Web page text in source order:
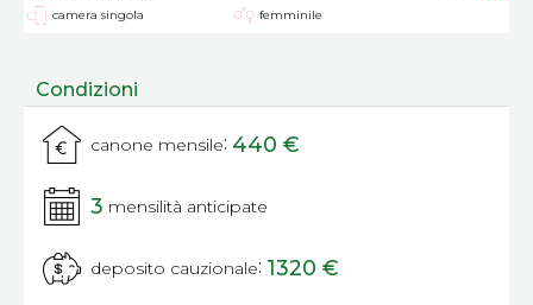
camera singola femminile
Condizioni
canone mensile: 440 €
3 mensilità anticipate
deposito cauzionale: 1320 €